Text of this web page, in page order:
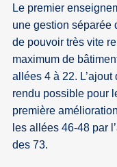
Le premier
une gestion séparée
de pouvoir très vite
maximum de
allées 4 à 22. L’ajout
rendu possible pour
première
les allées 46-48 par
des 73.